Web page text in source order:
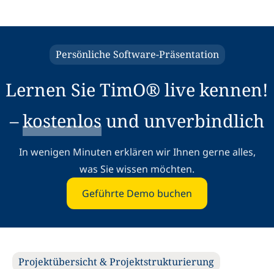
Persönliche Software-Präsentation
Lernen Sie TimO® live kennen!
–kostenlosund unverbindlich
In wenigen Minuten erklären wir Ihnen gerne alles,
was Sie wissen möchten.
Geführte Demo buchen
Projektübersicht & Projektstrukturierung